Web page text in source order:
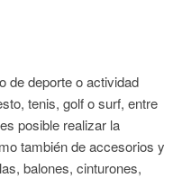
de deporte o actividad
tenis, golf o surf, entre
posible realizar la
también de accesorios y
balones, cinturones,